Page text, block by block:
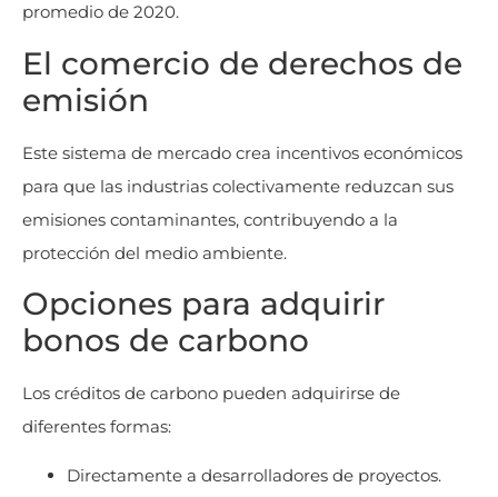
promedio de 2020.
El comercio de derechos de
emisión
Este sistema de mercado crea incentivos económicos
para que las industrias colectivamente reduzcan sus
emisiones contaminantes, contribuyendo a la
protección del medio ambiente.
Opciones para adquirir
bonos de carbono
Los créditos de carbono pueden adquirirse de
diferentes formas:
Directamente a desarrolladores de proyectos.